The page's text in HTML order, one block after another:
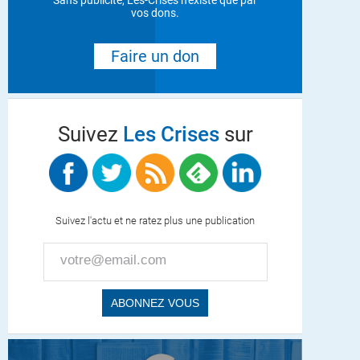
vos dons.
Faire un don
Suivez Les Crisessur
Suivez l'actu et ne ratez plus une publication